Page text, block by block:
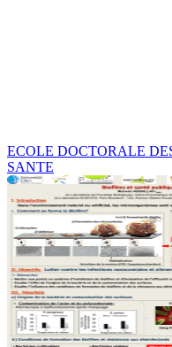
ECOLE DOCTORALE
SANTE